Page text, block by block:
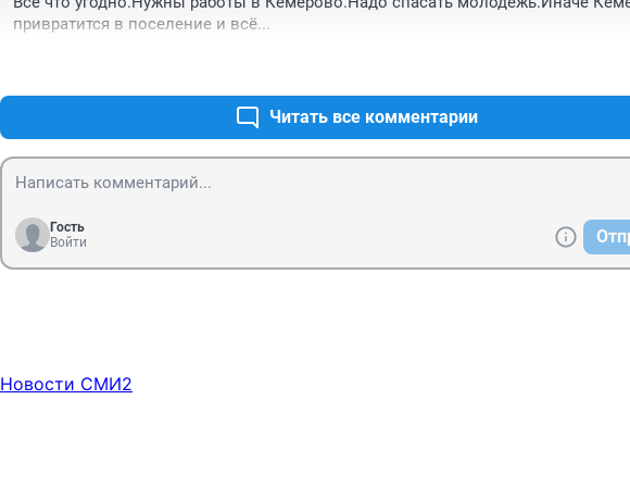
привратится в поселение и всё...
Читать все комментарии
Гость
Войти
Новости СМИ2